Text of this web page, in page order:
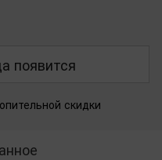
появится
скидки